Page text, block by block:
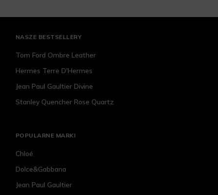
NASZE BESTSELLERY
Tom Ford Ombre Leather
Hermes Terre D'Hermes
Jean Paul Gaultier Divine
Stanley Quencher Rose Quartz
POPULARNE MARKI
Chloé
Dolce&Gabbana
Jean Paul Gaultier